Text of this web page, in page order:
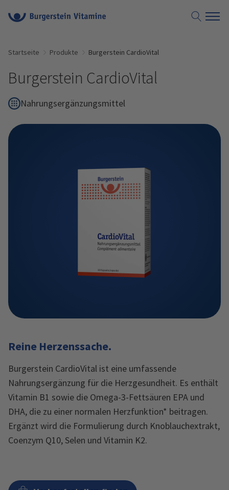
Suche
Startseite Produkte Burgerstein CardioVital
Burgerstein CardioVital
Nahrungsergänzungsmittel
Reine Herzenssache.
Burgerstein CardioVital ist eine umfassende
Nahrungsergänzung für die Herzgesundheit. Es enthält
Vitamin B1 sowie die Omega-3-Fettsäuren EPA und
DHA, die zu einer normalen Herzfunktion* beitragen.
Ergänzt wird die Formulierung durch Knoblauchextrakt,
Coenzym Q10, Selen und Vitamin K2.